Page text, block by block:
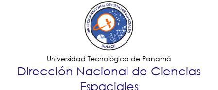
Jump to navigation
Universidad Tecnológica de Panamá
Dirección Nacional de Ciencias
Espaciales